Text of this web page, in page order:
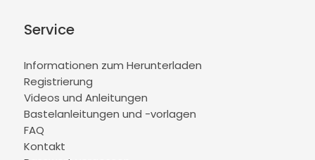
Service
Informationen zum Herunterladen
Registrierung
Videos und Anleitungen
Bastelanleitungen und -vorlagen
FAQ
Kontakt